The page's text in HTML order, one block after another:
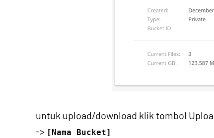
untuk upload/download klik tombol
-> [Nama Bucket]